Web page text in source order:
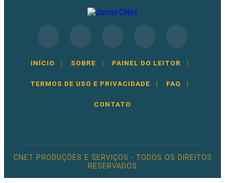
INÍCIO | SOBRE | PAINEL DO LEITOR |
TERMOS DE USO E PRIVACIDADE | FAQ |
CONTATO
CNET PRODUÇÕES E SERVIÇOS - TODOS OS DIREITOS
RESERVADOS